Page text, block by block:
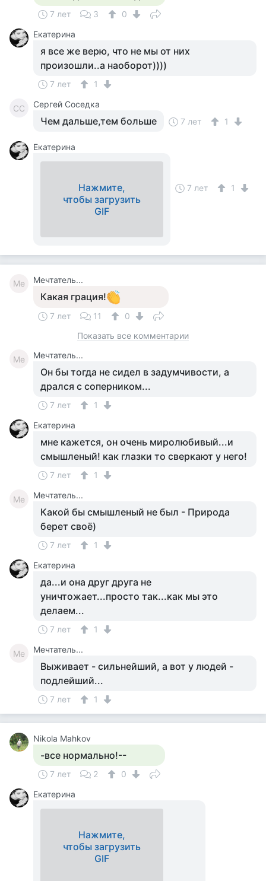
7 лет 3
0
Екатерина
я все же верю, что не мы от них
произошли..а наоборот))))
7 лет 1
СС Сергей Соседка
Чем дальше,тем больше 7 лет 1
Екатерина
Нажмите,
чтобы загрузить
GIF
7 лет 1
Ме Мечтатель...
Какая грация!
7 лет 11
0
Показать все комментарии
Ме Мечтатель...
Он бы тогда не сидел в задумчивости, а
дрался с соперником...
7 лет
1
Екатерина
мне кажется, он очень миролюбивый...и
смышленый! как глазки то сверкают у него!
7 лет 1
Ме Мечтатель...
Какой бы смышленый не был - Природа
берет своё)
7 лет
1
Екатерина
да...и она друг друга не
уничтожает...просто так...как мы это
делаем...
7 лет 1
Ме Мечтатель...
Выживает - сильнейший, а вот у людей -
подлейший...
7 лет 1
Nikola Mahkov
-все нормально!--
7 лет 2
0
Екатерина
Нажмите,
чтобы загрузить
GIF